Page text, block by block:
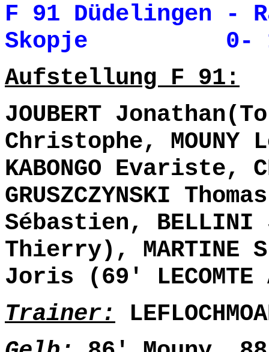
F 91 Düdelingen -
Skopje
0- 1
Aufstellung F 91:
JOUBERT
Christophe, MOUNY
KABONGO Evariste,
GRUSZCZYNSKI
Sébastien, BELLINI
Thierry), MARTINE
Joris (69'
Trainer: